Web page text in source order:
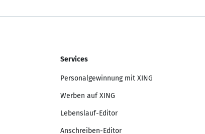
Services
Personalgewinnung mit XING
Werben auf XING
Lebenslauf-Editor
Anschreiben-Editor